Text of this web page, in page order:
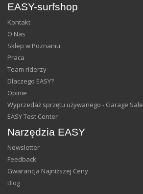
EASY-surfshop
Kontakt
O Nas
Sklep w Poznaniu
Praca
Team riderzy
Dlaczego EASY?
Opinie
Wyprzedaż sprzętu używanego - Garage Sale
EASY Test Center
Narzędzia EASY
Newsletter
Feedback
Gwarancja Najniższej Ceny
Blog